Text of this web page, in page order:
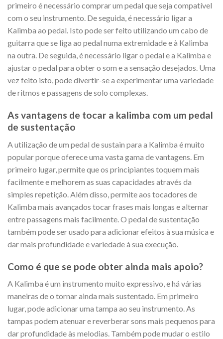
primeiro é necessário comprar um pedal que seja compatível
com o seu instrumento. De seguida, é necessário ligar a
Kalimba ao pedal. Isto pode ser feito utilizando um cabo de
guitarra que se liga ao pedal numa extremidade e à Kalimba
na outra. De seguida, é necessário ligar o pedal e a Kalimba e
ajustar o pedal para obter o som e a sensação desejados. Uma
vez feito isto, pode divertir-se a experimentar uma variedade
de ritmos e passagens de solo complexas.
As vantagens de tocar a kalimba com um pedal
de sustentação
A utilização de um pedal de sustain para a Kalimba é muito
popular porque oferece uma vasta gama de vantagens. Em
primeiro lugar, permite que os principiantes toquem mais
facilmente e melhorem as suas capacidades através da
simples repetição. Além disso, permite aos tocadores de
Kalimba mais avançados tocar frases mais longas e alternar
entre passagens mais facilmente. O pedal de sustentação
também pode ser usado para adicionar efeitos à sua música e
dar mais profundidade e variedade à sua execução.
Como é que se pode obter ainda mais apoio?
A Kalimba é um instrumento muito expressivo, e há várias
maneiras de o tornar ainda mais sustentado. Em primeiro
lugar, pode adicionar uma tampa ao seu instrumento. As
tampas podem atenuar e reverberar sons mais pequenos para
dar profundidade às melodias. Também pode mudar o estilo